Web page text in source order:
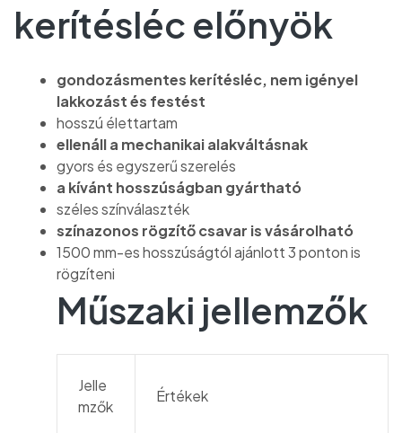
kerítésléc előnyök
gondozásmentes kerítésléc, nem igényel
lakkozást és festést
hosszú élettartam
ellenáll a mechanikai alakváltásnak
gyors és egyszerű szerelés
a kívánt hosszúságban gyártható
széles színválaszték
színazonos rögzítő csavar is vásárolható
1500 mm-es hosszúságtól ajánlott 3 ponton is
rögzíteni
Műszaki jellemzők
Jelle
mzők
Értékek